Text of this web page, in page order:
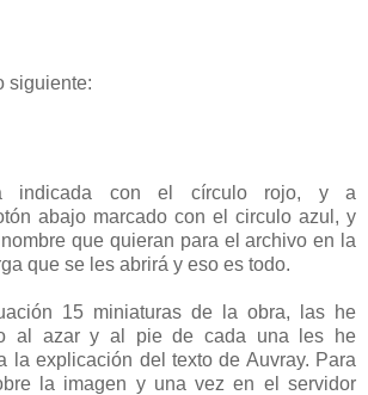
siguiente:
indicada con el círculo rojo, y a
abajo marcado con el circulo azul, y
que quieran para el archivo en la
que se les abrirá y eso es todo.
15 miniaturas de la obra, las he
al azar y al pie de cada una les he
la explicación del texto de Auvray. Para
la imagen y una vez en el servidor